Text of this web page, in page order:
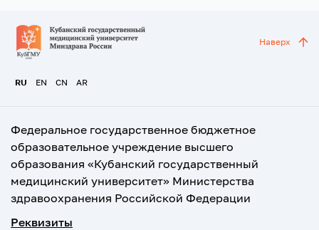
RU EN CN AR
Наверх
Федеральное государственное бюджетное
образовательное учреждение высшего
образования «Кубанский государственный
медицинский университет» Министерства
здравоохранения Российской Федерации
Реквизиты